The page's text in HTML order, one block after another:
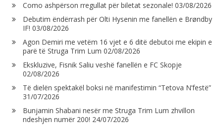
Como ashpërson rregullat për biletat sezonale! 03/08/2026
Debutim ëndërrash për Olti Hysenin me fanellën e Brøndby
IF! 03/08/2026
Agon Demiri me vetëm 16 vjet e 6 ditë debutoi me ekipin e
parë të Struga Trim Lum 02/08/2026
Ekskluzive, Fisnik Saliu veshë fanellën e FC Skopje
02/08/2026
Të dielën spektakël boksi në manifestimin “Tetova N’festë”
31/07/2026
Bunjamin Shabani nesër me Struga Trim Lum zhvillon
ndeshjen numër 200! 24/07/2026